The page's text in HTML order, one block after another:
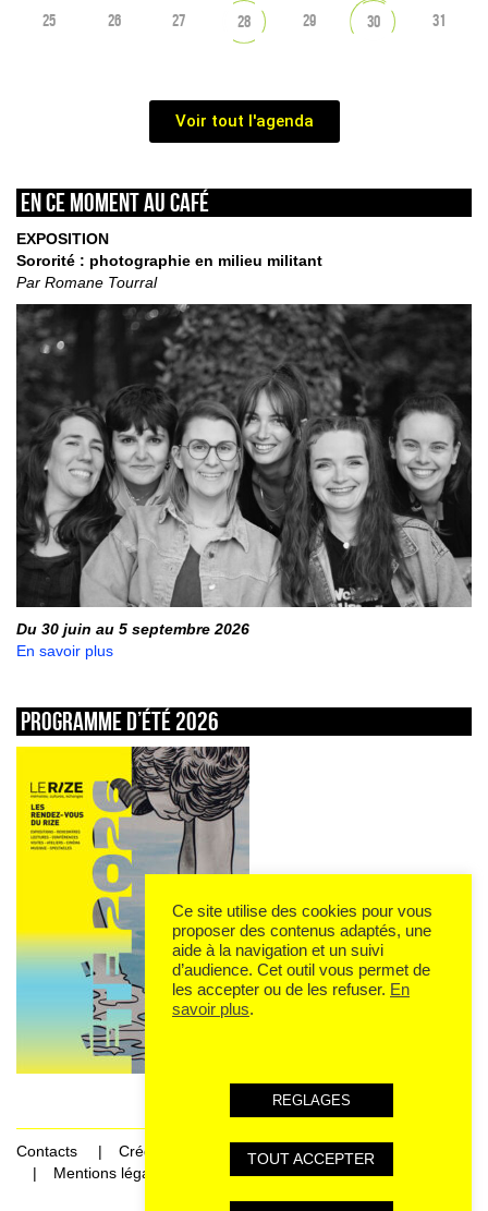
25 26 27 28 29 30 31
Voir tout l'agenda
En ce moment au café
EXPOSITION
Sororité : photographie en milieu militant
Par Romane Tourral
Du 30 juin au 5 septembre 2026
En savoir plus
Programme d’été 2026
Contacts
Crédits
Mentions légales et données personnelles
Ce site utilise des cookies pour vous
proposer des contenus adaptés, une
aide à la navigation et un suivi
d’audience. Cet outil vous permet de
les accepter ou de les refuser. En
savoir plus.
REGLAGES
TOUT ACCEPTER